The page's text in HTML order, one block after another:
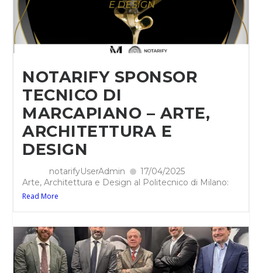
NOTARIFY SPONSOR
TECNICO DI
MARCAPIANO – ARTE,
ARCHITETTURA E
DESIGN
notarifyUserAdmin
17/04/2025
Arte, Architettura e Design al Politecnico di Milano:
Read More